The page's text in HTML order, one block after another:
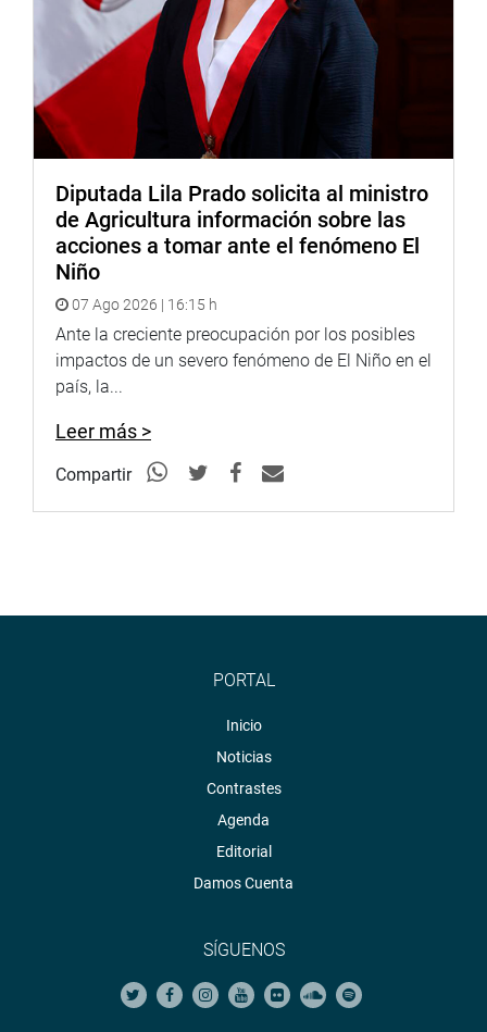
Diputada Lila Prado solicita al ministro
de Agricultura información sobre las
acciones a tomar ante el fenómeno El
Niño
07 Ago 2026 | 16:15 h
Ante la creciente preocupación por los posibles
impactos de un severo fenómeno de El Niño en el
país, la...
Leer más >
Compartir
PORTAL
Inicio
Noticias
Contrastes
Agenda
Editorial
Damos Cuenta
SÍGUENOS